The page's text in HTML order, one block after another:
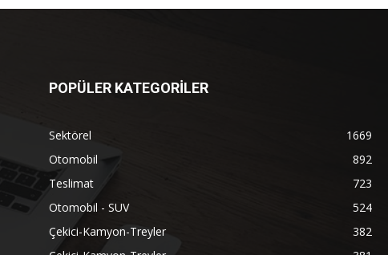
POPÜLER KATEGORİLER
Sektörel
1669
Otomobil
892
Teslimat
723
Otomobil - SUV
524
Çekici-Kamyon-Treyler
382